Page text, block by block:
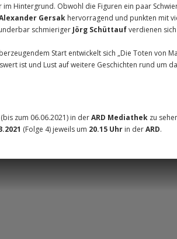
im Hintergrund. Obwohl die Figuren ein paar
Gersak hervorragend und punkten mit
schmieriger Jörg Schüttaufverdienen
Start entwickelt sich „Die Toten von
ist und Lust auf weitere Geschichten rund um
(bis zum 06.06.2021) in derARD Mediathek zu
(Folge 4) jeweils um 20.15 Uhr in derARD.